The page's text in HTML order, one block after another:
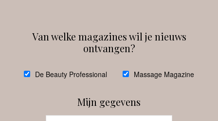
debeautyprofessional
Van welke magazines wil je nieuws
ontvangen?
De Beauty Professional Massage Magazine
Mijn gegevens